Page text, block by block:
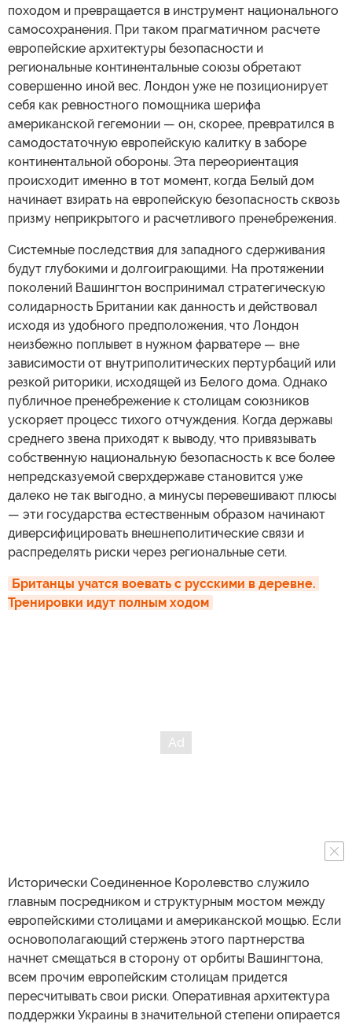
походом и превращается в инструмент национального
самосохранения. При таком прагматичном расчете
европейские архитектуры безопасности и
региональные континентальные союзы обретают
совершенно иной вес. Лондон уже не позиционирует
себя как ревностного помощника шерифа
американской гегемонии — он, скорее, превратился в
самодостаточную европейскую калитку в заборе
континентальной обороны. Эта переориентация
происходит именно в тот момент, когда Белый дом
начинает взирать на европейскую безопасность сквозь
призму неприкрытого и расчетливого пренебрежения.
Системные последствия для западного сдерживания
будут глубокими и долгоиграющими. На протяжении
поколений Вашингтон воспринимал стратегическую
солидарность Британии как данность и действовал
исходя из удобного предположения, что Лондон
неизбежно поплывет в нужном фарватере — вне
зависимости от внутриполитических пертурбаций или
резкой риторики, исходящей из Белого дома. Однако
публичное пренебрежение к столицам союзников
ускоряет процесс тихого отчуждения. Когда державы
среднего звена приходят к выводу, что привязывать
собственную национальную безопасность к все более
непредсказуемой сверхдержаве становится уже
далеко не так выгодно, а минусы перевешивают плюсы
— эти государства естественным образом начинают
диверсифицировать внешнеполитические связи и
распределять риски через региональные сети.
Британцы учатся воевать с русскими в деревне.
Тренировки идут полным ходом
Исторически Соединенное Королевство служило
главным посредником и структурным мостом между
европейскими столицами и американской мощью. Если
основополагающий стержень этого партнерства
начнет смещаться в сторону от орбиты Вашингтона,
всем прочим европейским столицам придется
пересчитывать свои риски. Оперативная архитектура
поддержки Украины в значительной степени опирается